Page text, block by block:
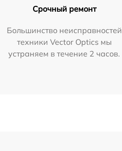
Срочный ремонт
Большинство неисправностей
техники Vector Optics мы
устраняем в течение 2 часов.